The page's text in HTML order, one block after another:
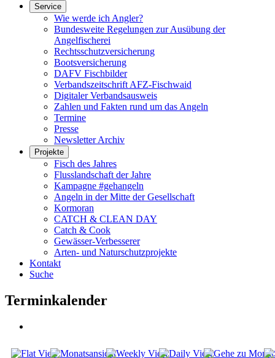
Service
Wie werde ich Angler?
Bundesweite Regelungen zur Ausübung der
Angelfischerei
Rechtsschutzversicherung
Bootsversicherung
DAFV Fischbilder
Verbandszeitschrift AFZ-Fischwaid
Digitaler Verbandsausweis
Zahlen und Fakten rund um das Angeln
Termine
Presse
Newsletter Archiv
Projekte
Fisch des Jahres
Flusslandschaft der Jahre
Kampagne #gehangeln
Angeln in der Mitte der Gesellschaft
Kormoran
CATCH & CLEAN DAY
Catch & Cook
Gewässer-Verbesserer
Arten- und Naturschutzprojekte
Kontakt
Suche
Terminkalender